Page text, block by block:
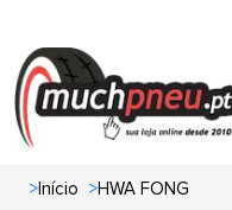
Início
>Início >HWA FONG